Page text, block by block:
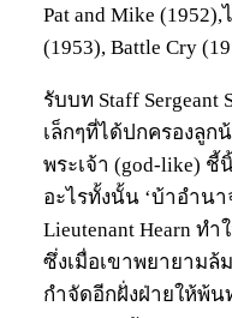
Pat and Mike
(1953), Battle Cry
รับบท Staff Sergeant
เล็กๆที่ได้ปกครองลูก
พระเจ้า (god-like) ชี้
อะไรทั้งนั้น ‘บ้าอำนา
Lieutenant Hearn ท
ซึ่งเมื่อเขาพยายามล้
กำจัดอีกฝั่งฝ่ายให้พ้น